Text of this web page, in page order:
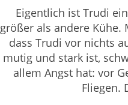
Eigentlich ist Trudi
größer als andere Kühe.
dass Trudi vor nichts
mutig und stark ist,
allem Angst hat: vor
Fliegen.